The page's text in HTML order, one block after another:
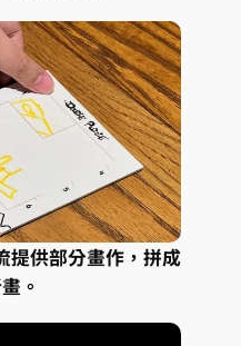
提供部分畫作，拼成
。